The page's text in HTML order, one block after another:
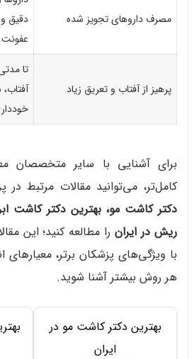
مصرف داروهای تجویز شده
دقیق
عفونت
پرهیز از آفتاب و تعریق زیاد
تا
برای آشنایی با سایر متخصصان
کامل‌تر، می‌توانید مقالات مرتبط
دکتر کاشت مو، بهترین دکتر کاشت
ریش در ایرانرا مطالعه کنید؛ این
با ویژگی‌های پزشکان برتر،
هر روش بیشتر آشنا شوید.
بهترین دکتر کاشت مو در
ایران